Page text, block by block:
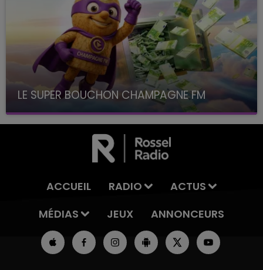
LE SUPER BOUCHON CHAMPAGNE FM
avec La Famille Champagne FM, à 8H10
ACCUEIL RADIO
ACTUS
MÉDIAS
JEUX ANNONCEURS